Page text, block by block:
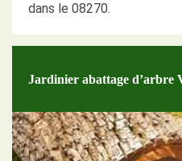
dans le 08270.
Jardinier abattage d’arbre